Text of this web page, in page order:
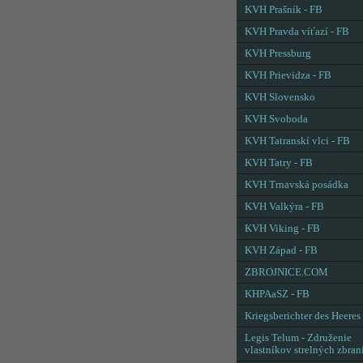
KVH Prašník - FB
KVH Pravda víťazí - FB
KVH Pressburg
KVH Prievidza - FB
KVH Slovensko
KVH Svoboda
KVH Tatranskí vlci - FB
KVH Tatry - FB
KVH Trnavská posádka
KVH Valkýra - FB
KVH Viking - FB
KVH Západ - FB
ZBROJNICE.COM
KHPAaSZ - FB
Kriegsberichter des Heeres
Legis Telum - Združenie
vlastníkov strelných